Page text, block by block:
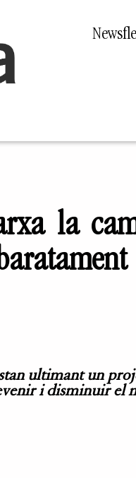
la
ultimant un
i disminuir el